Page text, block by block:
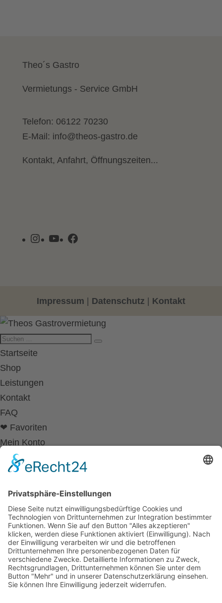
Theo´s Gastro
Vermietungs - Service GmbH
Telefon: 06122 70230
E-Mail: info@theos-gastro.de
Kontakt, Anfahrt, Öffnungszeiten...
Instagram
YouTubeFacebook
Impressum Datenschutz Kontakt
Startseite
Shop
Leistungen
Kontakt
FAQ
❤ Favoriten
Mein Konto
Betriebsferien
Wir befinden uns vom
19.12.2025 bis einschließlich 07.01.2026
in unseren Betriebsferien.
In dieser Zeit werden Anfragen